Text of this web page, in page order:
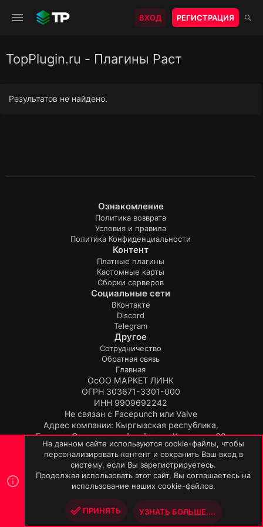
ВХОД РЕГИСТРАЦИЯ
TopPlugin.ru - Плагины Раст
Результатов не найдено.
Ознакомление
Политика возврата
Условия и правила
Политика Конфиденциальности
Контент
Платные плагины
Кастомные карты
Сборки серверов
Социальные сети
ВКонтакте
Discord
Telegram
Другое
Сотрудничество
Обратная связь
Главная
ОсОО МАРКЕТ ЛИНК
ОГРН 303671-3301-000
ИНН 9909692242
Не связан с Facepunch или Valve
Адрес компании: Кыргызская республика,
Бишкек, Свердловский район, ул.Киевская, 62
Продукт:TopPlugin
© TopPlugin 2019-2026.
R
S
S
На данном сайте используются cookie-файлы, чтобы
персонализировать контент и сохранить Ваш вход в
систему, если Вы зарегистрируетесь.
Продолжая использовать этот сайт, Вы соглашаетесь на
использование наших cookie-файлов.
ПРИНЯТЬ УЗНАТЬ БОЛЬШЕ....